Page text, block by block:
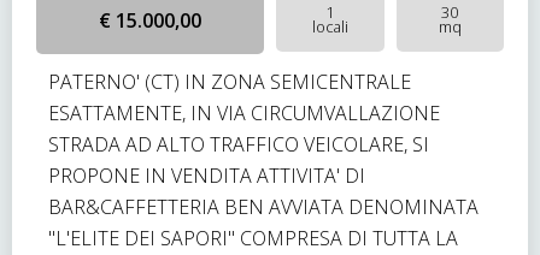
€ 15.000,00 1
locali
30
mq
PATERNO' (CT) IN ZONA SEMICENTRALE
ESATTAMENTE, IN VIA CIRCUMVALLAZIONE
STRADA AD ALTO TRAFFICO VEICOLARE, SI
PROPONE IN VENDITA ATTIVITA' DI
BAR&CAFFETTERIA BEN AVVIATA DENOMINATA
"L'ELITE DEI SAPORI" COMPRESA DI TUTTA LA